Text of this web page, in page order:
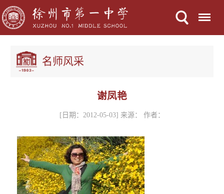
名师风采
谢凤艳
[日期：2012-05-03] 来源： 作者：